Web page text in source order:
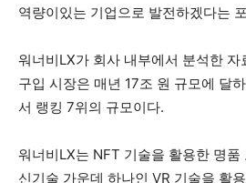
역량이있는 기업으로 발전하겠다는
워너비LX가 회사 내부에서 분석한 자
구입 시장은 매년 17조 원 규모에 달
서 랭킹 7위의 규모이다.
워너비LX는 NFT 기술을 활용한 명품
신기술 가운데 하나인 VR 기술을 활